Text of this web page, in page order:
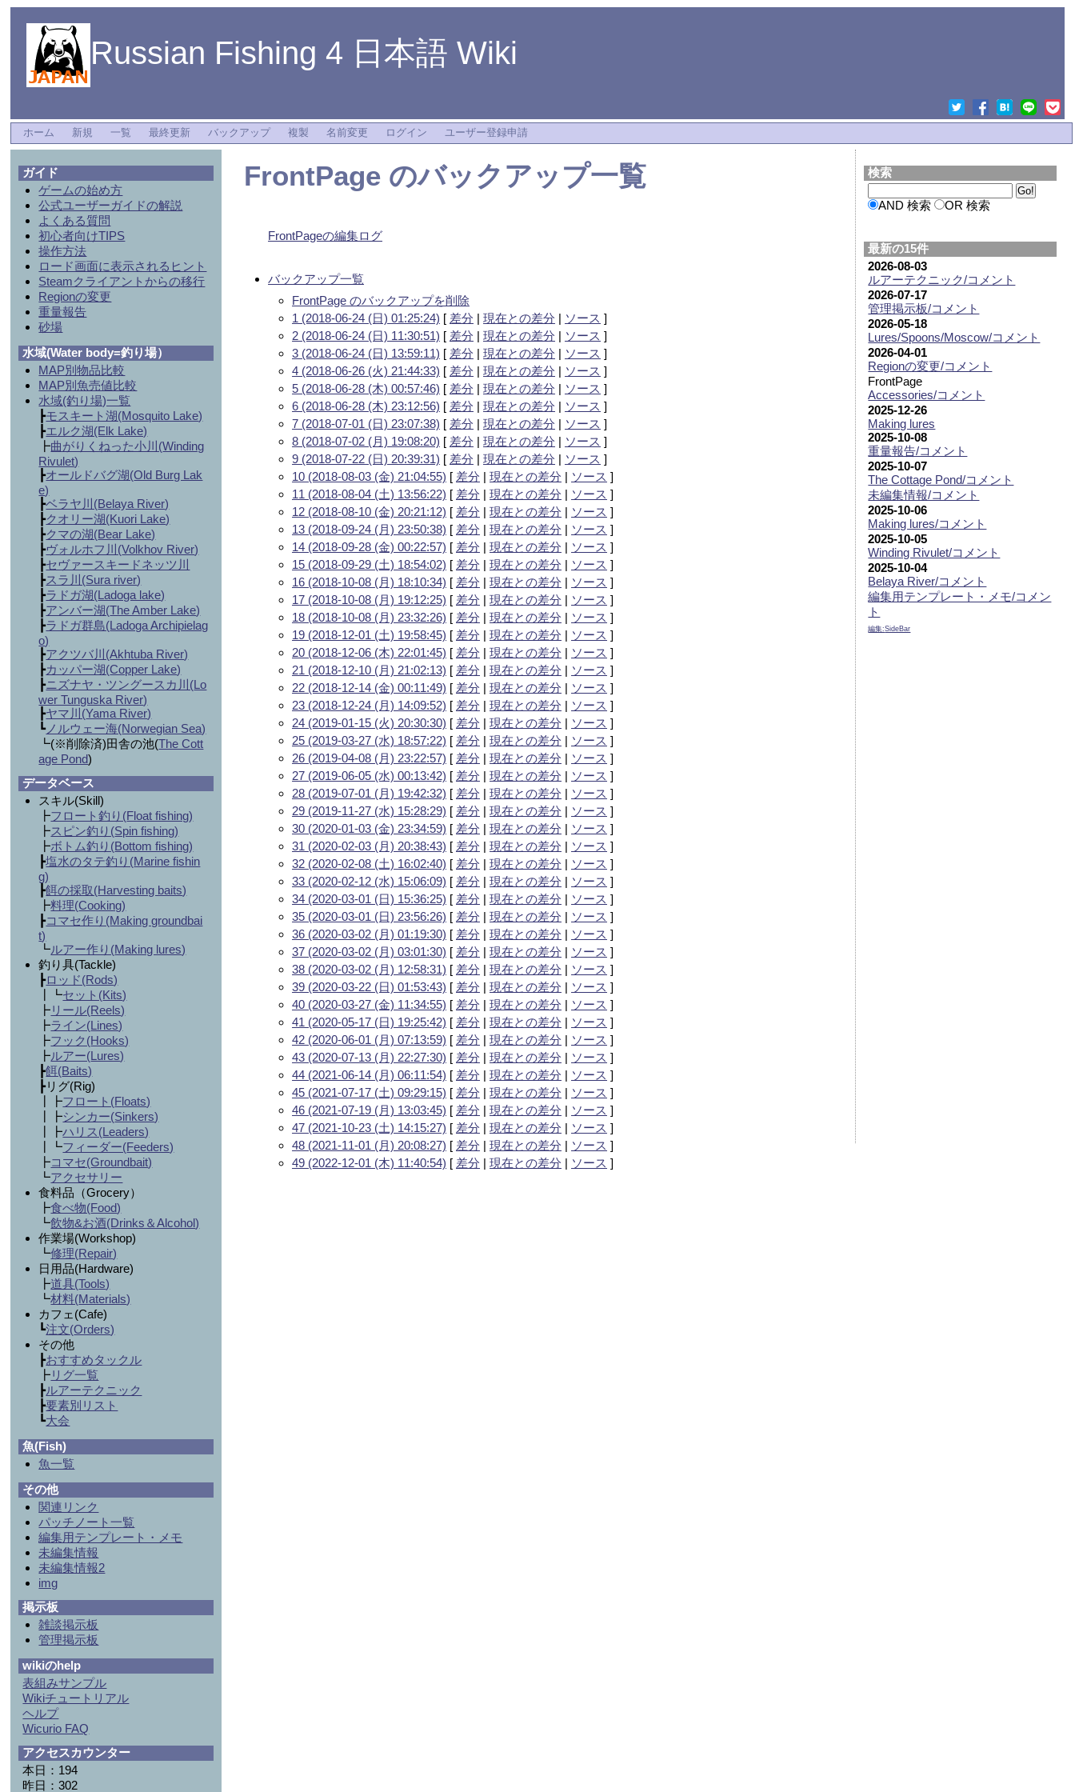
Russian Fishing 4 日本語 Wiki
ホーム 新規 一覧 最終更新 バックアップ 複製 名前変更 ログイン ユーザー登録申請
FrontPage のバックアップ一覧
FrontPageの編集ログ
バックアップ一覧
FrontPage のバックアップを削除
1 (2018-06-24 (日) 01:25:24) [ 差分 |現在との差分 | ソース ]
2 (2018-06-24 (日) 11:30:51) [ 差分 |現在との差分 | ソース ]
3 (2018-06-24 (日) 13:59:11) [ 差分 |現在との差分 | ソース ]
4 (2018-06-26 (火) 21:44:33) [ 差分 |現在との差分 | ソース ]
5 (2018-06-28 (木) 00:57:46) [ 差分 |現在との差分 | ソース ]
6 (2018-06-28 (木) 23:12:56) [ 差分 |現在との差分 | ソース ]
7 (2018-07-01 (日) 23:07:38) [ 差分 |現在との差分 | ソース ]
8 (2018-07-02 (月) 19:08:20) [ 差分 |現在との差分 | ソース ]
9 (2018-07-22 (日) 20:39:31) [ 差分 |現在との差分 | ソース ]
10 (2018-08-03 (金) 21:04:55) [ 差分 |現在との差分 | ソース ]
11 (2018-08-04 (土) 13:56:22) [ 差分 |現在との差分 | ソース ]
12 (2018-08-10 (金) 20:21:12) [ 差分 |現在との差分 | ソース ]
13 (2018-09-24 (月) 23:50:38) [ 差分 |現在との差分 | ソース ]
14 (2018-09-28 (金) 00:22:57) [ 差分 |現在との差分 | ソース ]
15 (2018-09-29 (土) 18:54:02) [ 差分 |現在との差分 | ソース ]
16 (2018-10-08 (月) 18:10:34) [ 差分 |現在との差分 | ソース ]
17 (2018-10-08 (月) 19:12:25) [ 差分 |現在との差分 | ソース ]
18 (2018-10-08 (月) 23:32:26) [ 差分 |現在との差分 | ソース ]
19 (2018-12-01 (土) 19:58:45) [ 差分 |現在との差分 | ソース ]
20 (2018-12-06 (木) 22:01:45) [ 差分 |現在との差分 | ソース ]
21 (2018-12-10 (月) 21:02:13) [ 差分 |現在との差分 | ソース ]
22 (2018-12-14 (金) 00:11:49) [ 差分 |現在との差分 | ソース ]
23 (2018-12-24 (月) 14:09:52) [ 差分 |現在との差分 | ソース ]
24 (2019-01-15 (火) 20:30:30) [ 差分 |現在との差分 | ソース ]
25 (2019-03-27 (水) 18:57:22) [ 差分 |現在との差分 | ソース ]
26 (2019-04-08 (月) 23:22:57) [ 差分 |現在との差分 | ソース ]
27 (2019-06-05 (水) 00:13:42) [ 差分 |現在との差分 | ソース ]
28 (2019-07-01 (月) 19:42:32) [ 差分 |現在との差分 | ソース ]
29 (2019-11-27 (水) 15:28:29) [ 差分 |現在との差分 | ソース ]
30 (2020-01-03 (金) 23:34:59) [ 差分 |現在との差分 | ソース ]
31 (2020-02-03 (月) 20:38:43) [ 差分 |現在との差分 | ソース ]
32 (2020-02-08 (土) 16:02:40) [ 差分 |現在との差分 | ソース ]
33 (2020-02-12 (水) 15:06:09) [ 差分 |現在との差分 | ソース ]
34 (2020-03-01 (日) 15:36:25) [ 差分 |現在との差分 | ソース ]
35 (2020-03-01 (日) 23:56:26) [ 差分 |現在との差分 | ソース ]
36 (2020-03-02 (月) 01:19:30) [ 差分 |現在との差分 | ソース ]
37 (2020-03-02 (月) 03:01:30) [ 差分 |現在との差分 | ソース ]
38 (2020-03-02 (月) 12:58:31) [ 差分 |現在との差分 | ソース ]
39 (2020-03-22 (日) 01:53:43) [ 差分 |現在との差分 | ソース ]
40 (2020-03-27 (金) 11:34:55) [ 差分 |現在との差分 | ソース ]
41 (2020-05-17 (日) 19:25:42) [ 差分 |現在との差分 | ソース ]
42 (2020-06-01 (月) 07:13:59) [ 差分 |現在との差分 | ソース ]
43 (2020-07-13 (月) 22:27:30) [ 差分 |現在との差分 | ソース ]
44 (2021-06-14 (月) 06:11:54) [ 差分 |現在との差分 | ソース ]
45 (2021-07-17 (土) 09:29:15) [ 差分 |現在との差分 | ソース ]
46 (2021-07-19 (月) 13:03:45) [ 差分 |現在との差分 | ソース ]
47 (2021-10-23 (土) 14:15:27) [ 差分 |現在との差分 | ソース ]
48 (2021-11-01 (月) 20:08:27) [ 差分 |現在との差分 | ソース ]
49 (2022-12-01 (木) 11:40:54) [ 差分 |現在との差分 | ソース ]
検索
AND 検索 OR 検索
最新の15件
2026-08-03
ルアーテクニック/コメント
2026-07-17
管理掲示板/コメント
2026-05-18
Lures/Spoons/Moscow/コメント
2026-04-01
Regionの変更/コメント
FrontPage
Accessories/コメント
2025-12-26
Making lures
2025-10-08
重量報告/コメント
2025-10-07
The Cottage Pond/コメント
未編集情報/コメント
2025-10-06
Making lures/コメント
2025-10-05
Winding Rivulet/コメント
2025-10-04
Belaya River/コメント
編集用テンプレート・メモ/コメン
ト
編集:SideBar
ガイド
ゲームの始め方
公式ユーザーガイドの解説
よくある質問
初心者向けTIPS
操作方法
ロード画面に表示されるヒント
Steamクライアントからの移行
Regionの変更
重量報告
砂場
水域(Water body=釣り場）
MAP別物品比較
MAP別魚売値比較
水域(釣り場)一覧
┣モスキート湖(Mosquito Lake)
┣エルク湖(Elk Lake)
┣曲がりくねった小川(Winding
Rivulet)
┣オールドバグ湖(Old Burg Lak
e)
┣ベラヤ川(Belaya River)
┣クオリー湖(Kuori Lake)
┣クマの湖(Bear Lake)
┣ヴォルホフ川(Volkhov River)
┣セヴァースキードネッツ川
┣スラ川(Sura river)
┣ラドガ湖(Ladoga lake)
┣アンバー湖(The Amber Lake)
┣ラドガ群島(Ladoga Archipielag
o)
┣アクツバ川(Akhtuba River)
┣カッパー湖(Copper Lake)
┣ニズナヤ・ツングースカ川(Lo
wer Tunguska River)
┣ヤマ川(Yama River)
┗ノルウェー海(Norwegian Sea)
┗(※削除済)田舎の池(The Cott
age Pond)
データベース
スキル(Skill)
┣フロート釣り(Float fishing)
┣スピン釣り(Spin fishing)
┣ボトム釣り(Bottom fishing)
┣塩水のタテ釣り(Marine fishin
g)
┣餌の採取(Harvesting baits)
┣料理(Cooking)
┣コマセ作り(Making groundbai
t)
┗ルアー作り(Making lures)
釣り具(Tackle)
┣ロッド(Rods)
┃┗セット(Kits)
┣リール(Reels)
┣ライン(Lines)
┣フック(Hooks)
┣ルアー(Lures)
┣餌(Baits)
┣リグ(Rig)
┃┣フロート(Floats)
┃┣シンカー(Sinkers)
┃┣ハリス(Leaders)
┃┗フィーダー(Feeders)
┣コマセ(Groundbait)
┗アクセサリー
食料品（Grocery）
┣食べ物(Food)
┗飲物&お酒(Drinks＆Alcohol)
作業場(Workshop)
┗修理(Repair)
日用品(Hardware)
┣道具(Tools)
┗材料(Materials)
カフェ(Cafe)
┗注文(Orders)
その他
┣おすすめタックル
┣リグ一覧
┣ルアーテクニック
┣要素別リスト
┗大会
魚(Fish)
魚一覧
その他
関連リンク
パッチノート一覧
編集用テンプレート・メモ
未編集情報
未編集情報2
img
掲示板
雑談掲示板
管理掲示板
wikiのhelp
表組みサンプル
Wikiチュートリアル
ヘルプ
Wicurio FAQ
アクセスカウンター
本日：194
昨日：302